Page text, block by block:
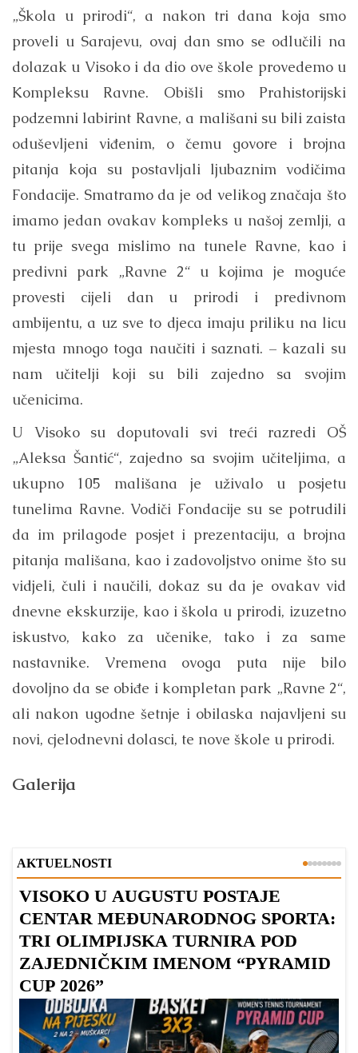
„Škola u prirodi“, a nakon tri dana koja smo
proveli u Sarajevu, ovaj dan smo se odlučili na
dolazak u Visoko i da dio ove škole provedemo u
Kompleksu Ravne. Obišli smo Prahistorijski
podzemni labirint Ravne, a mališani su bili zaista
oduševljeni viđenim, o čemu govore i brojna
pitanja koja su postavljali ljubaznim vodičima
Fondacije. Smatramo da je od velikog značaja što
imamo jedan ovakav kompleks u našoj zemlji, a
tu prije svega mislimo na tunele Ravne, kao i
predivni park „Ravne 2“ u kojima je moguće
provesti cijeli dan u prirodi i predivnom
ambijentu, a uz sve to djeca imaju priliku na licu
mjesta mnogo toga naučiti i saznati. – kazali su
nam učitelji koji su bili zajedno sa svojim
učenicima.
U Visoko su doputovali svi treći razredi OŠ
„Aleksa Šantić“, zajedno sa svojim učiteljima, a
ukupno 105 mališana je uživalo u posjetu
tunelima Ravne. Vodiči Fondacije su se potrudili
da im prilagode posjet i prezentaciju, a brojna
pitanja mališana, kao i zadovoljstvo onime što su
vidjeli, čuli i naučili, dokaz su da je ovakav vid
dnevne ekskurzije, kao i škola u prirodi, izuzetno
iskustvo, kako za učenike, tako i za same
nastavnike. Vremena ovoga puta nije bilo
dovoljno da se obiđe i kompletan park „Ravne 2“,
ali nakon ugodne šetnje i obilaska najavljeni su
novi, cjelodnevni dolasci, te nove škole u prirodi.
Galerija
AKTUELNOSTI
VISOKO U AUGUSTU POSTAJE
CENTAR MEĐUNARODNOG SPORTA:
TRI OLIMPIJSKA TURNIRA POD
ZAJEDNIČKIM IMENOM “PYRAMID
CUP 2026”